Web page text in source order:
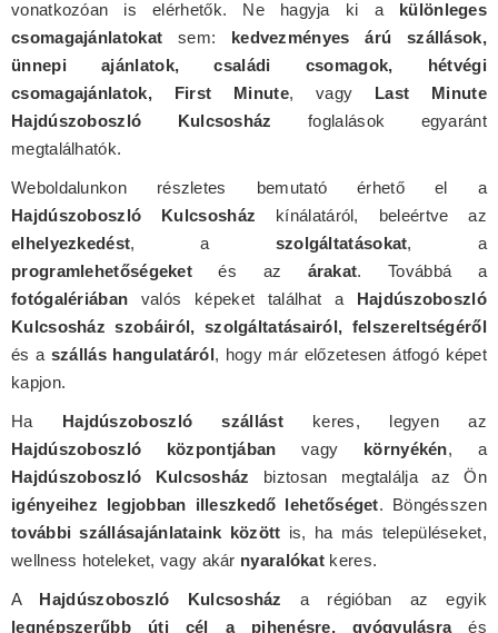
vonatkozóan is elérhetők. Ne hagyja ki a különleges
csomagajánlatokat sem: kedvezményes árú szállások,
ünnepi ajánlatok, családi csomagok, hétvégi
csomagajánlatok, First Minute, vagy Last Minute
Hajdúszoboszló Kulcsosház foglalások egyaránt
megtalálhatók.
Weboldalunkon részletes bemutató érhető el a
Hajdúszoboszló Kulcsosház kínálatáról, beleértve az
elhelyezkedést, a szolgáltatásokat, a
programlehetőségeket és az árakat. Továbbá a
fotógalériában valós képeket találhat a Hajdúszoboszló
Kulcsosház szobáiról, szolgáltatásairól, felszereltségéről
és a szállás hangulatáról, hogy már előzetesen átfogó képet
kapjon.
Ha Hajdúszoboszló szállástkeres, legyen az
Hajdúszoboszló központjában vagy környékén, a
Hajdúszoboszló Kulcsosház biztosan megtalálja az Ön
igényeihez legjobban illeszkedő lehetőséget. Böngésszen
további szállásajánlataink között is, ha más településeket,
wellness hoteleket, vagy akár nyaralókat keres.
A Hajdúszoboszló Kulcsosház
a régióban az egyik
legnépszerűbb úti cél a pihenésre, gyógyulásraés